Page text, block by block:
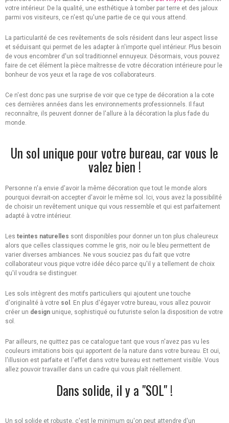
votre intérieur. De la qualité, une esthétique à tomber par terre et des jaloux
parmi vos visiteurs, ce n'est qu'une partie de ce qui vous attend.
La particularité de ces revêtements de sols résident dans leur aspect lisse
et séduisant qui permet de les adapter à n'importe quel intérieur. Plus besoin
de vous encombrer d'un sol traditionnel ennuyeux. Désormais, vous pouvez
faire de cet élément la pièce maîtresse de votre décoration intérieure pour le
bonheur de vos yeux et la rage de vos collaborateurs.
Ce n'est donc pas une surprise de voir que ce type de décoration a la cote
ces dernières années dans les environnements professionnels. Il faut
reconnaître, ils peuvent donner de l'allure à la décoration la plus fade du
monde.
Un sol unique pour votre bureau, car vous le
valez bien !
Personne n'a envie d'avoir la même décoration que tout le monde alors
pourquoi devrait-on accepter d'avoir le même sol. Ici, vous avez la possibilité
de choisir un revêtement unique qui vous ressemble et qui est parfaitement
adapté à votre intérieur.
Les teintes naturelles sont disponibles pour donner un ton plus chaleureux
alors que celles classiques comme le gris, noir ou le bleu permettent de
varier diverses ambiances. Ne vous souciez pas du fait que votre
collaborateur vous pique votre idée déco parce qu'il y a tellement de choix
qu'il voudra se distinguer.
Les sols intègrent des motifs particuliers qui ajoutent une touche
d'originalité à votre sol
. En plus d'égayer votre bureau, vous allez pouvoir
créer un design unique, sophistiqué ou futuriste selon la disposition de votre
sol.
Par ailleurs, ne quittez pas ce catalogue tant que vous n'avez pas vu les
couleurs imitations bois qui apportent de la nature dans votre bureau. Et oui,
l'illusion est parfaite et l'effet dans votre bureau est nettement visible. Vous
allez pouvoir travailler dans un cadre qui vous plaît réellement.
Dans solide, il y a "SOL" !
Un sol solide et robuste, c'est le minimum qu'on peut attendre d'un